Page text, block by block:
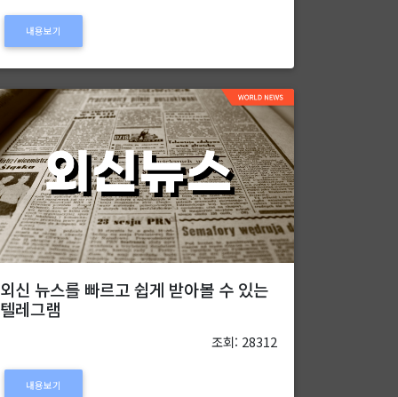
내용보기
외신 뉴스를 빠르고 쉽게 받아볼 수 있는
텔레그램
조회: 28312
내용보기